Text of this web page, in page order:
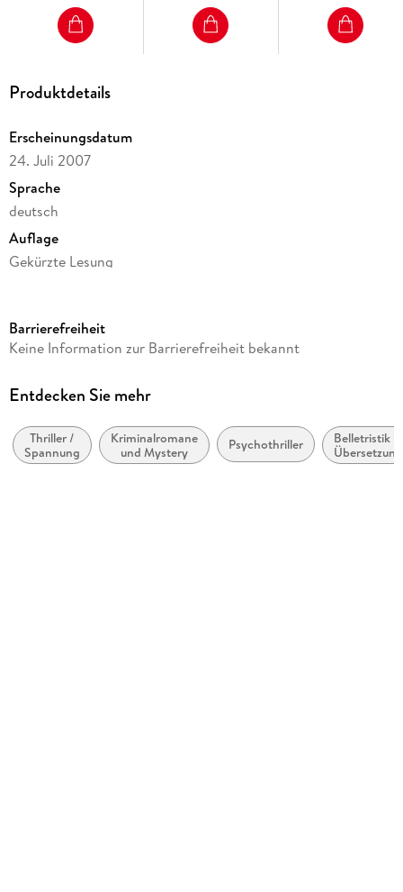
Produktdetails
Erscheinungsdatum
24. Juli 2007
Sprache
deutsch
Auflage
Gekürzte Lesung
Dateigröße
Laufzeit
Altersempfehlung
ab 12 Jahre
Barrierefreiheit
Keine Information zur Barrierefreiheit bekannt
Entdecken Sie mehr
Thriller /
Spannung
Kriminalromane
und Mystery
Psychothriller
Belletristik in
Übersetzung